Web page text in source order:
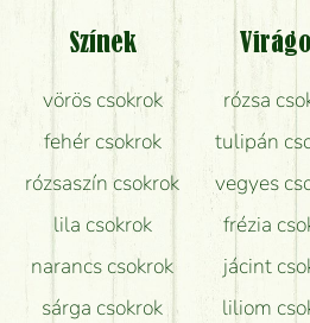
Tényleg azt kapom,
Mit kell tudni a
Hogy marad a lehető
Tudok adventi koszorút
Színek
vörös csokrok
fehér csokrok
rózsaszín csokrok
lila csokrok
narancs csokrok
sárga csokrok
rózsa
tulipán
vegyes
frézia
jácint
liliom